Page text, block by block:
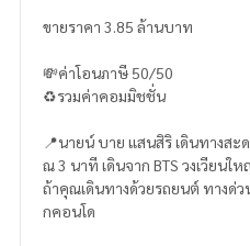
ขายราคา 3.85 ล้านบาท
💸ค่าโอนภาษี 50/50
♻️รวมค่าคอมมิชชั่น
📍นายน์ บาย แสนสิริ เดินทางสะ
ณ 3 นาที เดินจาก BTS วงเวียนใ
ถ้าคุณเดินทางด้วยรถยนต์ ทางด่
กคอนโด